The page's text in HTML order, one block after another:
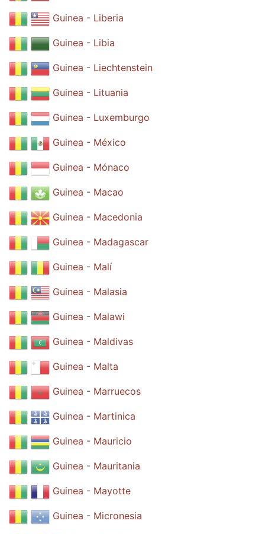
Guinea - Liberia
Guinea - Libia
Guinea - Liechtenstein
Guinea - Lituania
Guinea - Luxemburgo
Guinea - México
Guinea - Mónaco
Guinea - Macao
Guinea - Macedonia
Guinea - Madagascar
Guinea - Malí
Guinea - Malasia
Guinea - Malawi
Guinea - Maldivas
Guinea - Malta
Guinea - Marruecos
Guinea - Martinica
Guinea - Mauricio
Guinea - Mauritania
Guinea - Mayotte
Guinea - Micronesia